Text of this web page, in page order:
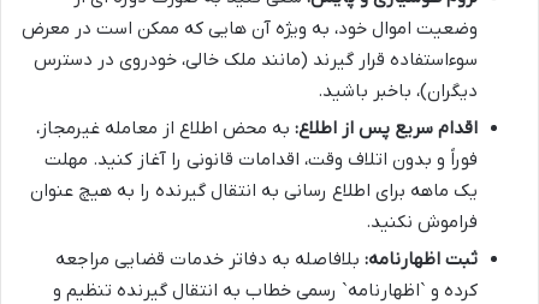
وضعیت اموال خود، به ویژه آن هایی که ممکن است در معرض
سوءاستفاده قرار گیرند (مانند ملک خالی، خودروی در دسترس
دیگران)، باخبر باشید.
اقدام سریع پس از اطلاع: به محض اطلاع از معامله غیرمجاز،
فوراً و بدون اتلاف وقت، اقدامات قانونی را آغاز کنید. مهلت
یک ماهه برای اطلاع رسانی به انتقال گیرنده را به هیچ عنوان
فراموش نکنید.
ثبت اظهارنامه: بلافاصله به دفاتر خدمات قضایی مراجعه
کرده و `اظهارنامه` رسمی خطاب به انتقال گیرنده تنظیم و